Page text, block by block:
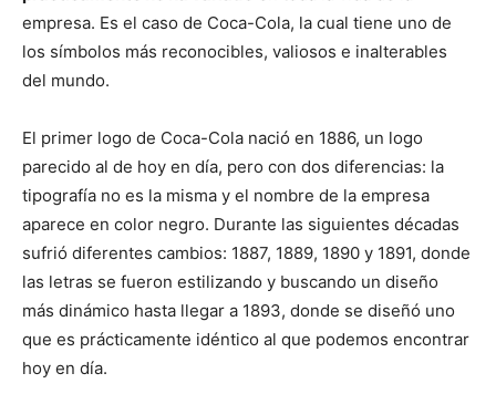
empresa. Es el caso de Coca-Cola, la cual tiene uno de
los símbolos más reconocibles, valiosos e inalterables
del mundo.
El primer logo de Coca-Cola nació en 1886, un logo
parecido al de hoy en día, pero con dos diferencias: la
tipografía no es la misma y el nombre de la empresa
aparece en color negro. Durante las siguientes décadas
sufrió diferentes cambios: 1887, 1889, 1890 y 1891, donde
las letras se fueron estilizando y buscando un diseño
más dinámico hasta llegar a 1893, donde se diseñó uno
que es prácticamente idéntico al que podemos encontrar
hoy en día.